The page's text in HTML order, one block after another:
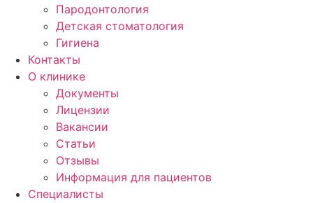
Пародонтология
Детская стоматология
Гигиена
Контакты
О клинике
Документы
Лицензии
Вакансии
Статьи
Отзывы
Информация для пациентов
Специалисты